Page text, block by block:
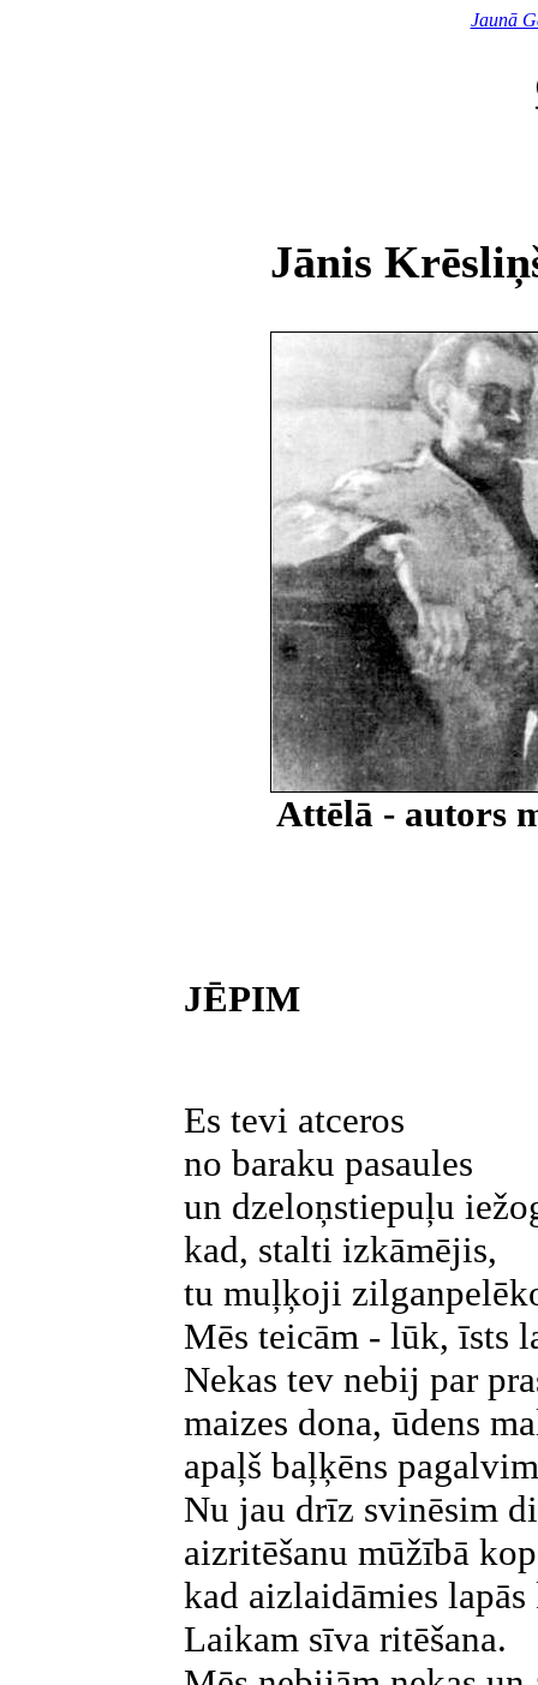
Jaunā
Jānis
Attēlā - autors
JĒPIM
Es tevi atceros
no baraku pasaules
un dzeloņstiepuļu
kad, stalti izkāmējis,
tu muļķoji
Mēs teicām - lūk, īsts
Nekas tev nebij par
maizes dona, ūdens
apaļš baļķēns
Nu jau drīz svinēsim
aizritēšanu mūžībā
kad aizlaidāmies
Laikam sīva ritēšana.